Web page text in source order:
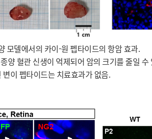
모델에서의 카이-원 펩타이드의 항암 효과.
양 혈관 신생이 억제되어 암의 크기를 줄일 수
변이 펩타이드는 치료효과가 없음.